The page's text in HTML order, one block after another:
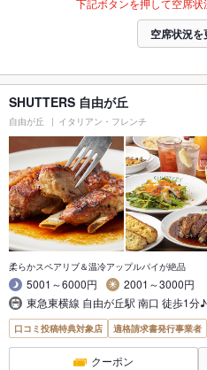
空席状況を
SHUTTERS 自由が丘
自由が丘 イタリアン・フレンチ
柔らかスペアリブ＆温冷アップルパイが絶品
5001～6000円
2001～3000円
東急東横線 自由が丘駅 南口 徒歩1分♪
口コミ投稿特典対象店 適格請求書発行事業者
クーポン